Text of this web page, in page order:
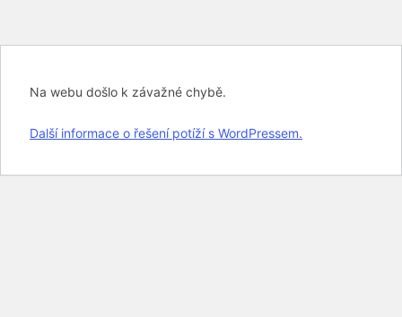
Na webu došlo k závažné chybě.
Další informace o řešení potíží s WordPressem.